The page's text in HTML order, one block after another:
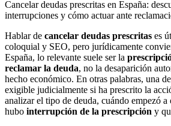
Cancelar deudas prescritas en España:
interrupciones y cómo actuar ante
Hablar de cancelar deudas prescritas es
coloquial y SEO, pero jurídicamente
España, lo relevante suele ser la
reclamar la deuda, no la desaparición
hecho económico. En otras palabras, una
exigible judicialmente si ha prescrito la
analizar el tipo de deuda, cuándo empezó a
hubo interrupción de la prescripción y